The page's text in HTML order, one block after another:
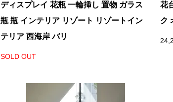
ディスプレイ 花瓶 一輪挿し 置物 ガラス
瓶 瓶 インテリア リゾート リゾートイン
テリア 西海岸 バリ
SOLD OUT
花
ク